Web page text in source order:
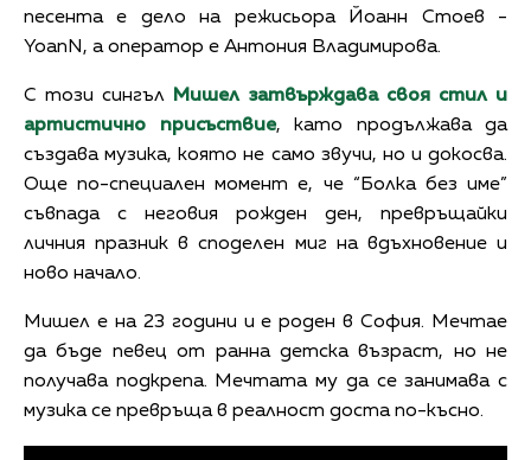
песента е дело на режисьора Йоанн Стоев -
YoanN, а оператор е Антония Владимирова.
С този сингъл
Мишел затвърждава своя стил и
артистично присъствие, като продължава да
създава музика, която не само звучи, но и докосва.
Още по-специален момент е, че “Болка без име”
съвпада с неговия рожден ден, превръщайки
личния празник в споделен миг на вдъхновение и
ново начало.
Мишел е на 23 години и е роден в София. Мечтае
да бъде певец от ранна детска възраст, но не
получава подкрепа. Мечтата му да се занимава с
музика се превръща в реалност доста по-късно.